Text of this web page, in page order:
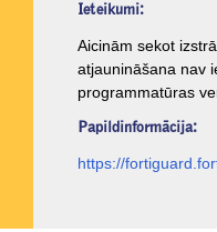
Ieteikumi:
Aicinām sekot
atjaunināšana nav
programmatūras
Papildinformācija:
https://